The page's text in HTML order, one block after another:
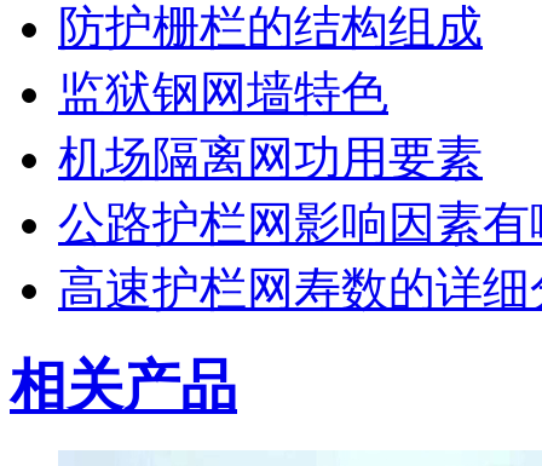
防护栅栏的结构组成
监狱钢网墙特色
机场隔离网功用要素
公路护栏网影响因素
高速护栏网寿数的详细
相关产品